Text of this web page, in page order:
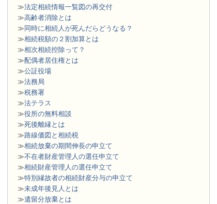
≫法定相続情報一覧図の再交付
≫高齢者消除とは
≫同時に相続人が死んだらどうなる？
≫相続税額の２割加算とは
≫相次相続控除って？
≫配偶者居住権とは
≫公証役場
≫法務局
≫税務署
≫法テラス
≫役所の無料相談
≫死後離縁とは
≫路線価図と相続税
≫相続放棄の期間伸長の申立て
≫不在者財産管理人の選任申立て
≫相続財産管理人の選任申立て
≫特別縁故者の相続財産分与の申立て
≫未成年後見人とは
≫遺留分放棄とは